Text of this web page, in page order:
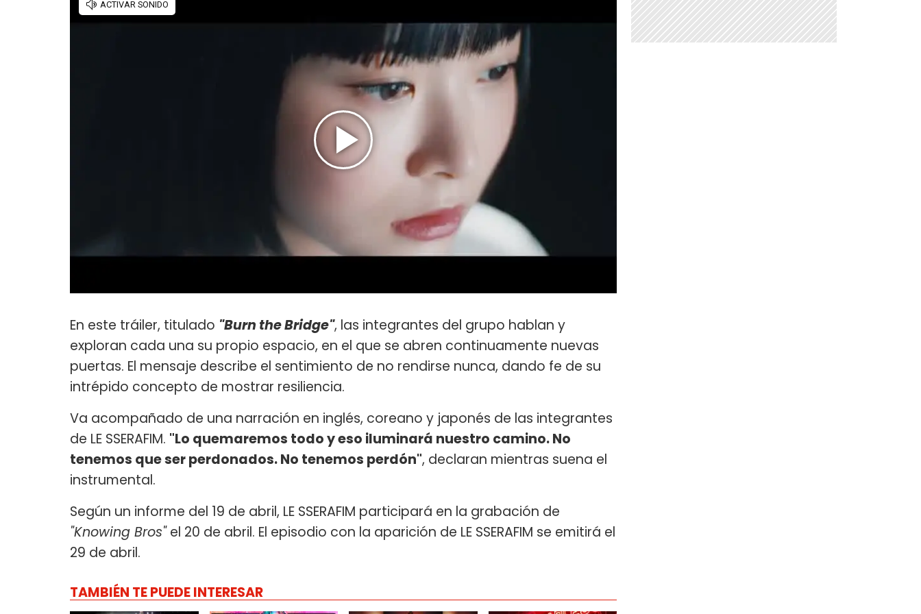
En este tráiler, titulado "Burn the Bridge", las integrantes del grupo hablan y
exploran cada una su propio espacio, en el que se abren continuamente nuevas
puertas. El mensaje describe el sentimiento de no rendirse nunca, dando fe de su
intrépido concepto de mostrar resiliencia.
Va acompañado de una narración en inglés, coreano y japonés de las integrantes
de LE SSERAFIM. "Lo quemaremos todo y eso iluminará nuestro camino. No
tenemos que ser perdonados. No tenemos perdón", declaran mientras suena el
instrumental.
Según un informe del 19 de abril, LE SSERAFIM participará en la grabación de
"Knowing Bros"el 20 de abril. El episodio con la aparición de LE SSERAFIM se emitirá el
29 de abril.
TAMBIÉN TE PUEDE INTERESAR